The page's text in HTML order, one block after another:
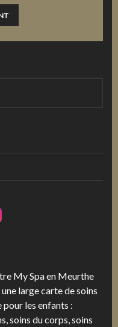
My Spa en Meurthe
large carte de soins
les enfants :
soins du corps, soins